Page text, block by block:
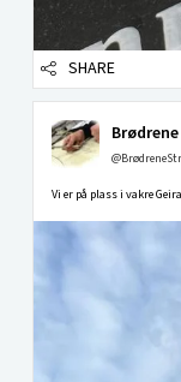
SHARE
Vi er på plass i vakre